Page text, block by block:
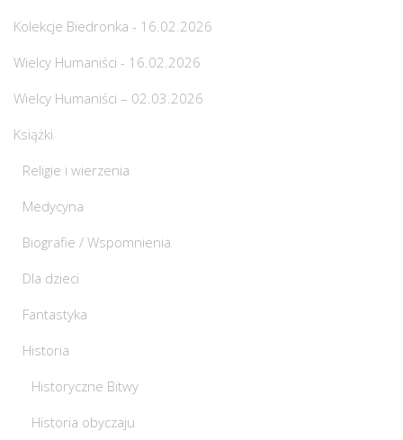
Kolekcje Biedronka - 16.02.2026
Wielcy Humaniści - 16.02.2026
Wielcy Humaniści – 02.03.2026
Książki
Religie i wierzenia
Medycyna
Biografie / Wspomnienia
Dla dzieci
Fantastyka
Historia
Historyczne Bitwy
Historia obyczaju